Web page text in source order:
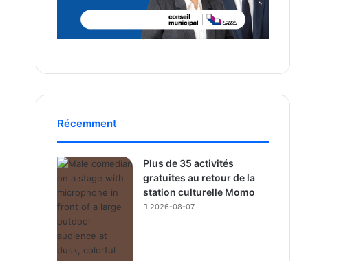
Récemment
Plus de 35 activités
gratuites au retour de la
station culturelle Momo
2026-08-07